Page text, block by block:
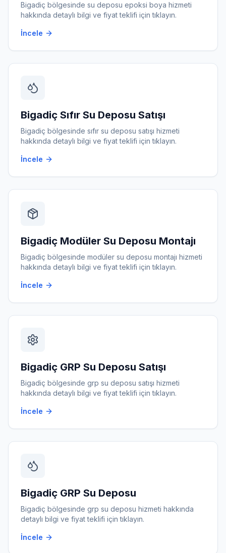
Bigadiç bölgesinde su deposu epoksi boya hizmeti
hakkında detaylı bilgi ve fiyat teklifi için tıklayın.
İncele
Bigadiç Sıfır Su Deposu Satışı
Bigadiç bölgesinde sıfır su deposu satışı hizmeti
hakkında detaylı bilgi ve fiyat teklifi için tıklayın.
İncele
Bigadiç Modüler Su Deposu Montajı
Bigadiç bölgesinde modüler su deposu montajı hizmeti
hakkında detaylı bilgi ve fiyat teklifi için tıklayın.
İncele
Bigadiç GRP Su Deposu Satışı
Bigadiç bölgesinde grp su deposu satışı hizmeti
hakkında detaylı bilgi ve fiyat teklifi için tıklayın.
İncele
Bigadiç GRP Su Deposu
Bigadiç bölgesinde grp su deposu hizmeti hakkında
detaylı bilgi ve fiyat teklifi için tıklayın.
İncele